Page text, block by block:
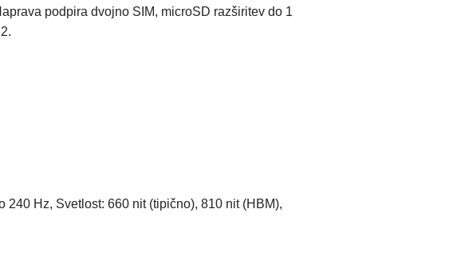
podpira dvojno SIM, microSD razširitev do 1
Hz, Svetlost: 660 nit (tipično), 810 nit (HBM),